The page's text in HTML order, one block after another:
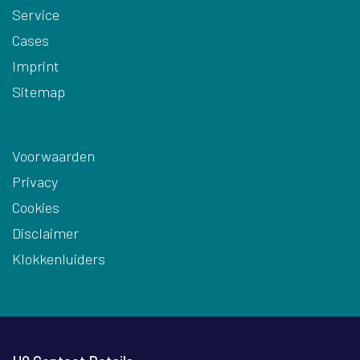
Service
Cases
Imprint
Sitemap
Voorwaarden
Privacy
Cookies
Disclaimer
Klokkenluiders